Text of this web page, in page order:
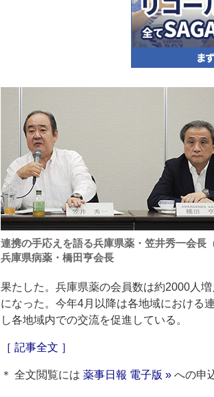
連携の手応えを語る兵庫県薬・笠井秀一会長
兵庫県病薬・橋田亨会長
果たした。兵庫県薬の会員数は約2000人
になった。今年4月以降は各地域における
し各地域内での交流を促進している。
［ 記事全文 ］
＊ 全文閲覧には 薬事日報 電子版 » への申